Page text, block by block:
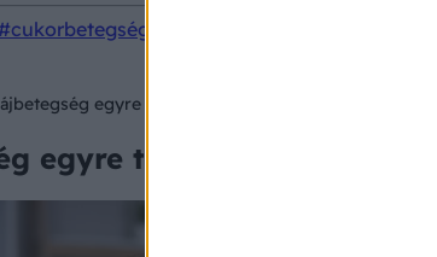
egyre többeket érint, már a 4.
egyre többeket érint,